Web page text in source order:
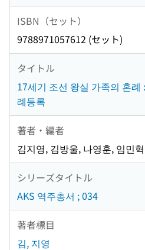
ISBN（セット）
9788971057612 (セット)
タイトル
17세기 조선 왕실 가족의 혼
례등록
著者・編者
김지영, 김방울, 나영훈, 임민
シリーズタイトル
AKS 역주총서 ; 034
著者標目
김, 지영